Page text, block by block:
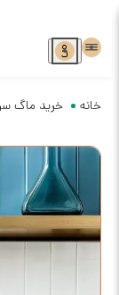
ماگ سرامیکی ماگ